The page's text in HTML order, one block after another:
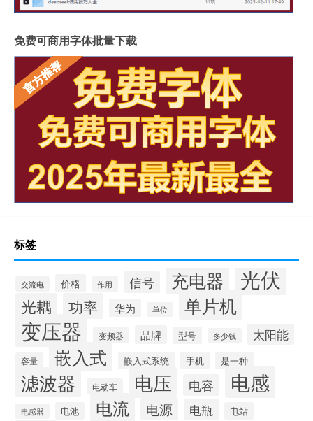
免费可商用字体批量下载
标签
交流电 价格 作用 信号 充电器 光伏
光耦 功率 华为 单位 单片机
变压器 变频器 品牌 型号 多少钱 太阳能
容量 嵌入式 嵌入式系统 手机 是一种
滤波器 电动车 电压 电容 电感
电感器 电池 电流 电源 电瓶 电站